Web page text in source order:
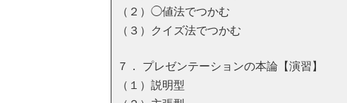
（２）◯値法でつかむ
（３）クイズ法でつかむ
７． プレゼンテーションの本論【演習】
（１）説明型